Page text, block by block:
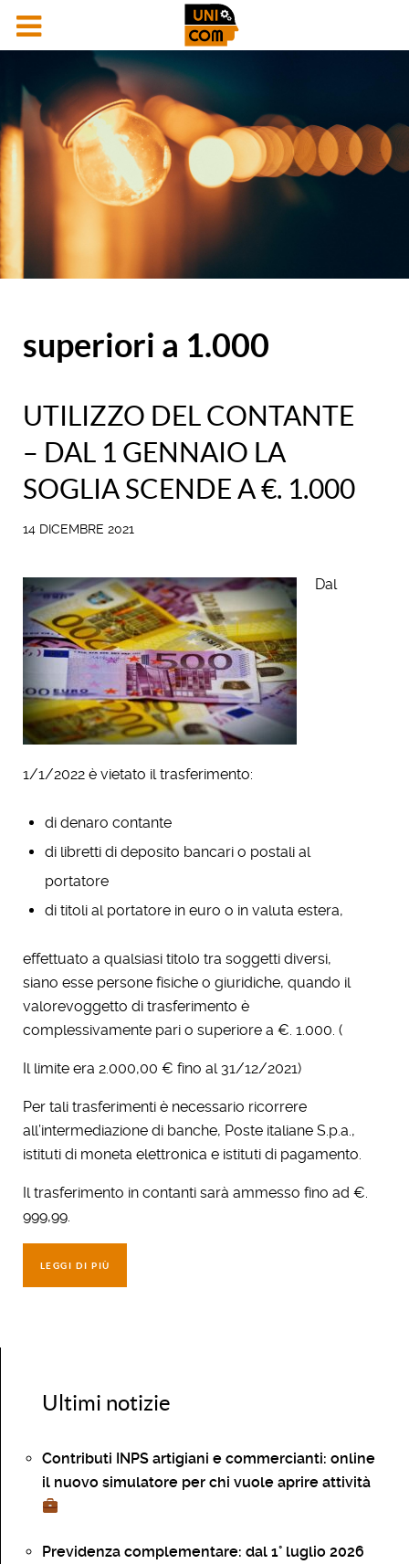
superiori a 1.000
UTILIZZO DEL CONTANTE
– DAL 1 GENNAIO LA
SOGLIA SCENDE A €. 1.000
14 DICEMBRE 2021
Dal
1/1/2022 è vietato il trasferimento:
di denaro contante
di libretti di deposito bancari o postali al
portatore
di titoli al portatore in euro o in valuta estera,
effettuato a qualsiasi titolo tra soggetti diversi,
siano esse persone fisiche o giuridiche, quando il
valorevoggetto di trasferimento è
complessivamente pari o superiore a €. 1.000. (
Il limite era 2.000,00 € fino al 31/12/2021)
Per tali trasferimenti è necessario ricorrere
all’intermediazione di banche, Poste italiane S.p.a.,
istituti di moneta elettronica e istituti di pagamento.
Il trasferimento in contanti sarà ammesso fino ad €.
999,99.
LEGGI DI PIÙ
Ultimi notizie
Contributi INPS artigiani e commercianti: online
il nuovo simulatore per chi vuole aprire attività
Previdenza complementare: dal 1° luglio 2026